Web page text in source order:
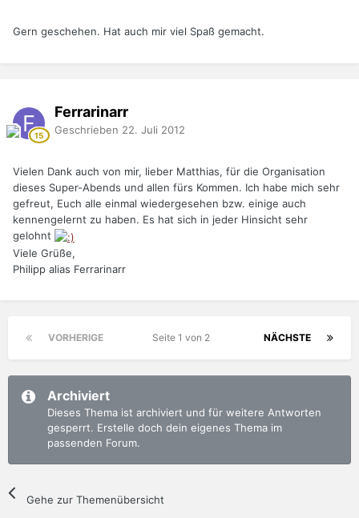
Gern geschehen. Hat auch mir viel Spaß gemacht.
Ferrarinarr
Geschrieben 22. Juli 2012
Vielen Dank auch von mir, lieber Matthias, für die Organisation
dieses Super-Abends und allen fürs Kommen. Ich habe mich sehr
gefreut, Euch alle einmal wiedergesehen bzw. einige auch
kennengelernt zu haben. Es hat sich in jeder Hinsicht sehr
gelohnt
Viele Grüße,
Philipp alias Ferrarinarr
VORHERIGE NÄCHSTE
Seite 1 von 2
Archiviert
Dieses Thema ist archiviert und für weitere Antworten
gesperrt. Erstelle doch dein eigenes Thema im
passenden Forum.
Gehe zur Themenübersicht